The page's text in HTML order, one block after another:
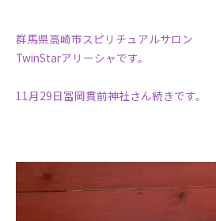
群馬県高崎市スピリチュアルサロン
TwinStarアリーシャです。
11月29日冨岡貫前神社さん続きです。